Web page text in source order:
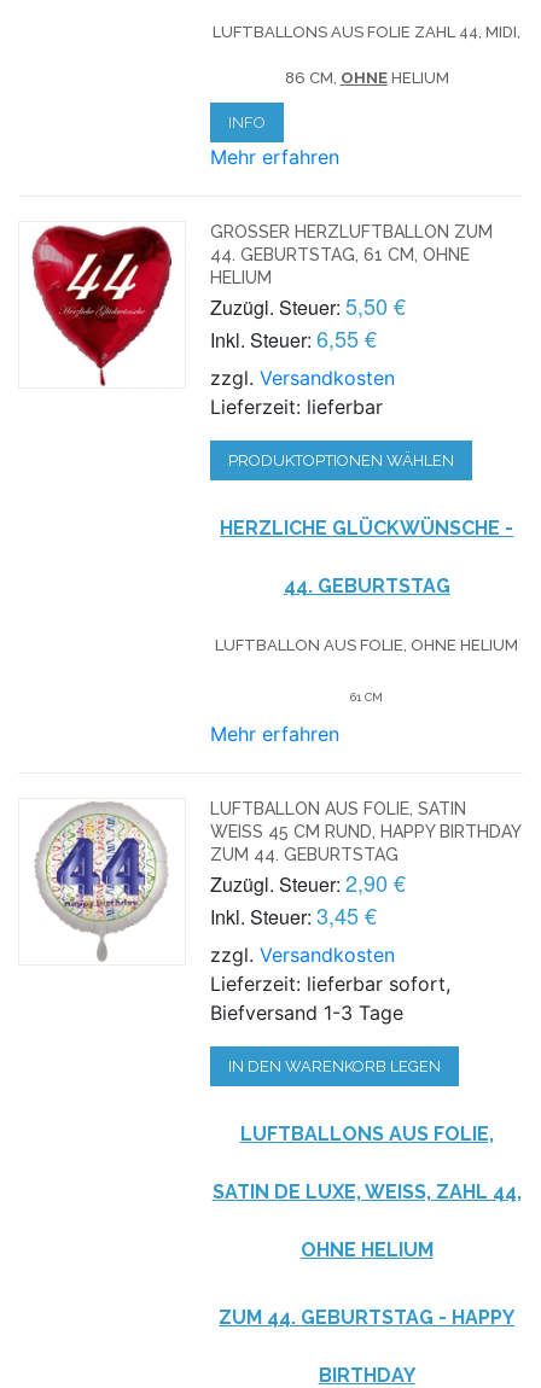
LUFTBALLONS AUS FOLIE ZAHL 44, MIDI,
86 CM, OHNEHELIUM
INFO
Mehr erfahren
GROSSER HERZLUFTBALLON ZUM 4
4. GEBURTSTAG, 61 CM, OHNE H
ELIUM
Zuzügl. Steuer: 5,50 €
Inkl. Steuer: 6,55 €
zzgl.Versandkosten
Lieferzeit: lieferbar
PRODUKTOPTIONEN WÄHLEN
HERZLICHE GLÜCKWÜNSCHE -
44. GEBURTSTAG
LUFTBALLON AUS FOLIE, OHNE HELIUM
61 CM
Mehr erfahren
LUFTBALLON AUS FOLIE, SATIN
WEISS 45 CM RUND, HAPPY BIRTHDAY Z
UM 44. GEBURTSTAG
Zuzügl. Steuer: 2,90 €
Inkl. Steuer: 3,45 €
zzgl.Versandkosten
Lieferzeit: lieferbar sofort,
Biefversand 1-3 Tage
IN DEN WARENKORB LEGEN
LUFTBALLONS AUS FOLIE,
SATIN DE LUXE, WEISS, ZAHL 44, O
HNE HELIUM
ZUM 44. GEBURTSTAG - HAPPY
BIRTHDAY